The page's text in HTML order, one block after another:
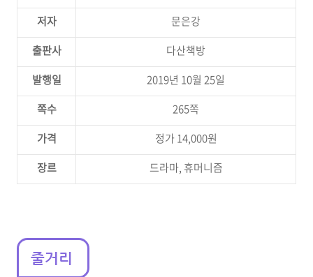
저자
문은강
출판사
다산책방
발행일
2019년 10월 25일
쪽수
265쪽
가격
정가 14,000원
장르
드라마, 휴머니즘
줄거리